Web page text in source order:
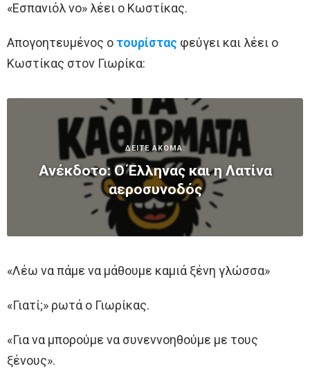
«Εσπανιόλ νο» λέει ο Κωστίκας.
Απογοητευμένος ο τουρίστας φεύγει και λέει ο
Κωστίκας στον Γιωρίκα:
ΔΕΙΤΕ ΑΚΟΜΑ:
Ανέκδοτο: Ο Έλληνας και η Λατίνα
αεροσυνοδός
«Λέω να πάμε να μάθουμε καμιά ξένη γλώσσα»
«Γιατί;» ρωτά ο Γιωρίκας.
«Για να μπορούμε να συνεννοηθούμε με τους
ξένους».